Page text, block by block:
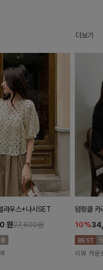
더보기
라우스+나시SET
원27,600원
덤링클 카
10%
리뷰 카운